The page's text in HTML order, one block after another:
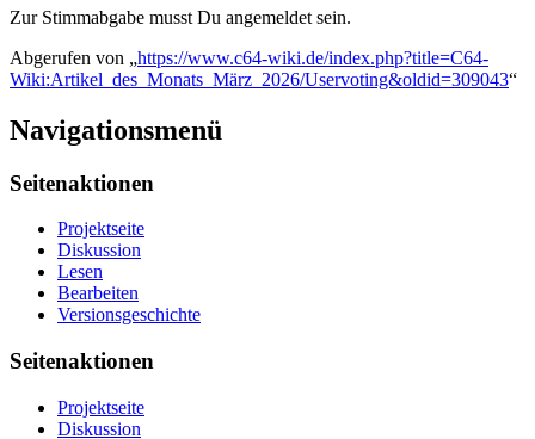
Zur Stimmabgabe musst Du angemeldet sein.
Abgerufen von „https://www.c64-wiki.de/index.php?title=C64-
Wiki:Artikel_des_Monats_März_2026/Uservoting&oldid=309043“
Navigationsmenü
Seitenaktionen
Projektseite
Diskussion
Lesen
Bearbeiten
Versionsgeschichte
Seitenaktionen
Projektseite
Diskussion